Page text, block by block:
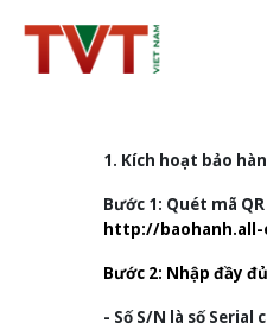
Kích hoạt
Hướng dẫn
1. Kích hoạt bảo
Bước 1: Quét mã QR
http://
Bước 2: Nhập đầy
- Số S/N là số